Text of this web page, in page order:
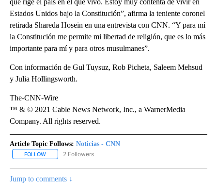
Estados Unidos bajo la Constitución”, afirma la teniente coronel
retirada Shareda Hosein en una entrevista con CNN. “Y para mí
la Constitución me permite mi libertad de religión, que es lo más
importante para mí y para otros musulmanes”.
Con información de Gul Tuysuz, Rob Picheta, Saleem Mehsud
y Julia Hollingsworth.
The-CNN-Wire
™ & © 2021 Cable News Network, Inc., a WarnerMedia
Company. All rights reserved.
Article Topic Follows: Noticias - CNN
FOLLOW FOLLOW "NOTICIAS - CNN" TO RECEIVE NOTIFICATIONS ABOUT
2 Followers
Jump to comments ↓